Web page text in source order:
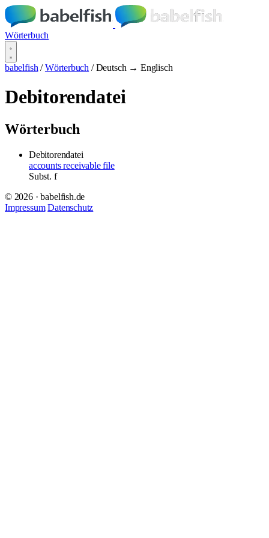
Wörterbuch
babelfish / Wörterbuch / Deutsch → Englisch
Debitorendatei
Wörterbuch
Debitorendatei
accounts receivable file
Subst. f
© 2026 · babelfish.de
Impressum Datenschutz